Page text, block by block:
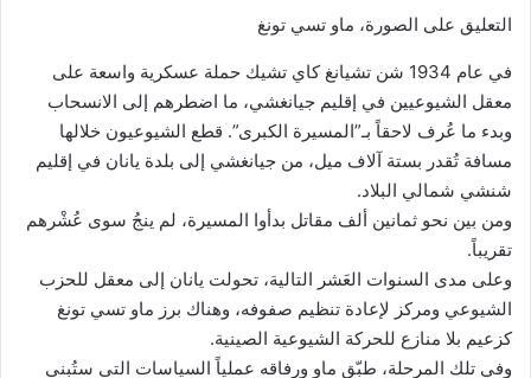
التعليق على الصورة، ماو تسي تونغ
في عام 1934 شن تشيانغ كاي تشيك حملة عسكرية واسعة على
معقل الشيوعيين في إقليم جيانغشي، ما اضطرهم إلى الانسحاب
وبدء ما عُرف لاحقاً بـ”المسيرة الكبرى”. قطع الشيوعيون خلالها
مسافة تُقدر بستة آلاف ميل، من جيانغشي إلى بلدة يانان في إقليم
شنشي شمالي البلاد.
ومن بين نحو ثمانين ألف مقاتل بدأوا المسيرة، لم ينجُ سوى عُشْرهم
تقريباً.
وعلى مدى السنوات العَشر التالية، تحولت يانان إلى معقل للحزب
الشيوعي ومركز لإعادة تنظيم صفوفه، وهناك برز ماو تسي تونغ
كزعيم بلا منازع للحركة الشيوعية الصينية.
وفي تلك المرحلة، طبّق ماو ورفاقه عملياً السياسات التي ستُبنى